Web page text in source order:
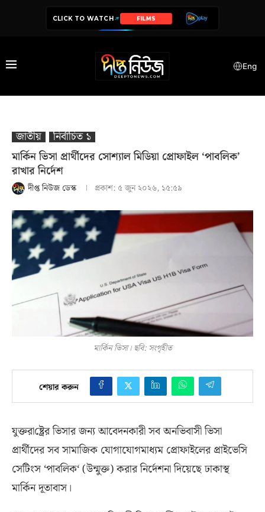
CLICK TO WATCH SERIES
Eng
জাতীয়
নির্বাচিত ১
মা‌র্কিন ভিসা প্রার্থীদের সোশ্যাল মিডিয়া প্রোফাইল ‘পাবলিক’
রাখার নির্দেশ
দীপ্ত নিউজ ডেস্ক প্রকাশ: ৫ জুন ২০২৬, ১৫:৫৯
মা‌র্কিন ভিসা। ছবি: সংগৃহীত
শেয়ার করুন
যুক্তরা‌ষ্ট্রের ভিসার জন্য আবেদনকারী সব অনভিবাসী ভিসা
প্রার্থীদের সব সামাজিক যোগাযোগমাধ্যম প্রোফাইলের প্রাইভেসি
সেটিংস‘পাবলিক‘ (উন্মুক্ত)করার নির্দেশনা দিয়েছে ঢাকাস্থ
মার্কিন দূতাবাস।